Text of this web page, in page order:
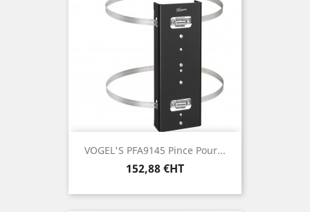
VOGEL'S PFA9145 Pince Pour...
Prix
152,88 €HT